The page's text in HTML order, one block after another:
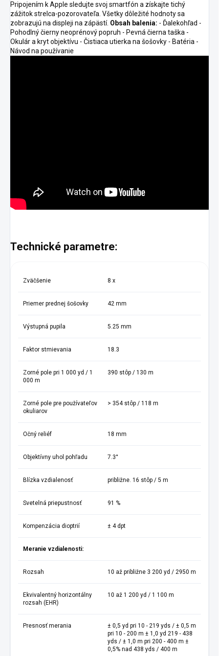
Pripojením k Apple sledujte svoj smartfón a získajte tichý
zážitok strelca-pozorovateľa. Všetky dôležité hodnoty sa
zobrazujú na displeji na zápästí. Obsah balenia: - Ďalekohľad -
Pohodlný čierny neoprénový popruh - Pevná čierna taška -
Okulár a kryt objektívu - Čistiaca utierka na šošovky - Batéria -
Návod na používanie
Technické parametre:
Zväčšenie 8 x
Priemer prednej šošovky 42 mm
Výstupná pupila 5.25 mm
Faktor stmievania 18.3
Zorné pole pri 1 000 yd / 1
000 m
390 stôp / 130 m
Zorné pole pre používateľov
okuliarov
> 354 stôp / 118 m
Očný reliéf 18 mm
Objektívny uhol pohľadu 7.3°
Blízka vzdialenosť približne. 16 stôp / 5 m
Svetelná priepustnosť 91 %
Kompenzácia dioptrií ± 4 dpt
Meranie vzdialenosti:
Rozsah 10 až približne 3 200 yd / 2950 m
Ekvivalentný horizontálny
rozsah (EHR)
10 až 1 200 yd / 1 100 m
Presnosť merania
± 0,5 yd pri 10 - 219 yds / ± 0,5 m
pri 10 - 200 m ± 1,0 yd 219 - 438
yds / ± 1,0 m pri 200 - 400 m ±
0,5% nad 438 yds / 400 m